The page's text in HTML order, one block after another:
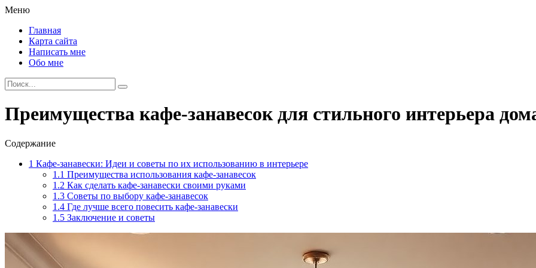
Меню
Главная
Карта сайта
Написать мне
Обо мне
Преимущества кафе-занавесок для стильного интерьера
Содержание
1 Кафе-занавески: Идеи и советы по их использованию в интерьере
1.1 Преимущества использования кафе-занавесок
1.2 Как сделать кафе-занавески своими руками
1.3 Советы по выбору кафе-занавесок
1.4 Где лучше всего повесить кафе-занавески
1.5 Заключение и советы